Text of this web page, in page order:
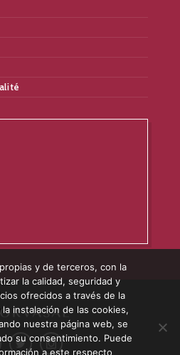
y de terceros, con la
la calidad, seguridad y
ofrecidos a través de la
la instalación de las cookies,
nuestra página web, se
su consentimiento. Puede
a este respecto